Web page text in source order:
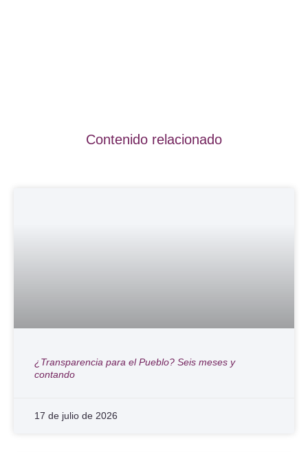
Contenido relacionado
¿Transparencia para el Pueblo? Seis meses y
contando
17 de julio de 2026